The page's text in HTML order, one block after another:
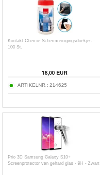
Kontakt Chemie Schermreinigingsdoekjes -
100 St.
18,00EUR
ARTIKELNR.: 214625
Prio 3D Samsung Galaxy S10+
Screenprotector van gehard glas - 9H - Zwart